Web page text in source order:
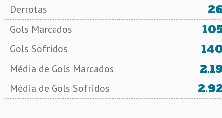
Derrotas
Gols Marcados
Gols Sofridos
Média de Gols Marcados
Média de Gols Sofridos